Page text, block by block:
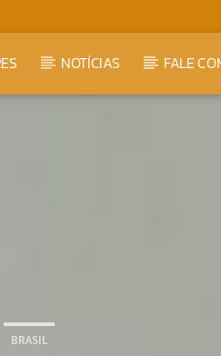
NOTÍCIAS FALE
BRASIL